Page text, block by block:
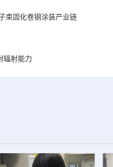
束固化卷钢涂装产业链
辐射能力